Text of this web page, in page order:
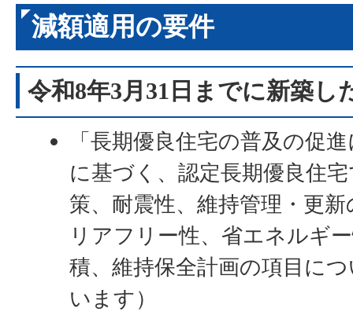
減額適用の要件
令和8年3月31日までに新築し
「長期優良住宅の普及の促
に基づく、認定長期優良住
策、耐震性、維持管理・更
リアフリー性、省エネルギ
積、維持保全計画の項目に
います）